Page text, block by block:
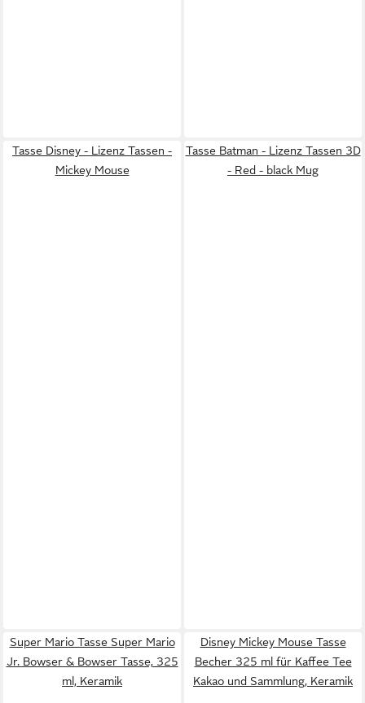
Tasse Disney - Lizenz Tassen -
Mickey Mouse
Tasse Batman - Lizenz Tassen 3D
- Red - black Mug
Super Mario Tasse Super Mario
Jr. Bowser & Bowser Tasse, 325
ml, Keramik
Disney Mickey Mouse Tasse
Becher 325 ml für Kaffee Tee
Kakao und Sammlung, Keramik